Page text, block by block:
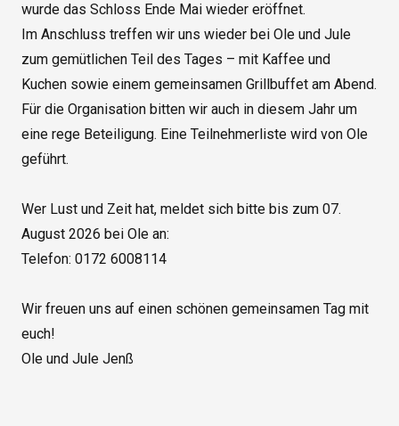
wurde das Schloss Ende Mai wieder eröffnet.
Im Anschluss treffen wir uns wieder bei Ole und Jule
zum gemütlichen Teil des Tages – mit Kaffee und
Kuchen sowie einem gemeinsamen Grillbuffet am Abend.
Für die Organisation bitten wir auch in diesem Jahr um
eine rege Beteiligung. Eine Teilnehmerliste wird von Ole
geführt.
Wer Lust und Zeit hat, meldet sich bitte bis zum 07.
August 2026 bei Ole an:
Telefon: 0172 6008114
Wir freuen uns auf einen schönen gemeinsamen Tag mit
euch!
Ole und Jule Jenß